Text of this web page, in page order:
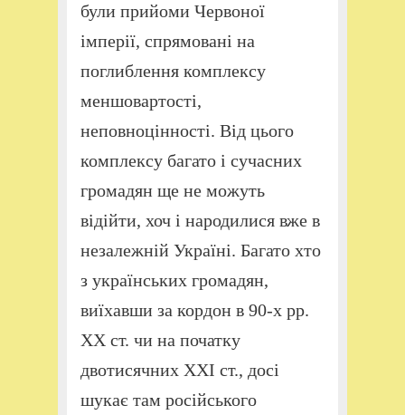
були прийоми Червоної
імперії, спрямовані на
поглиблення комплексу
меншовартості,
неповноцінності. Від цього
комплексу багато і сучасних
громадян ще не можуть
відійти, хоч і народилися вже в
незалежній Україні. Багато хто
з українських громадян,
виїхавши за кордон в 90-х рр.
ХХ ст. чи на початку
двотисячних ХХІ ст., досі
шукає там російського